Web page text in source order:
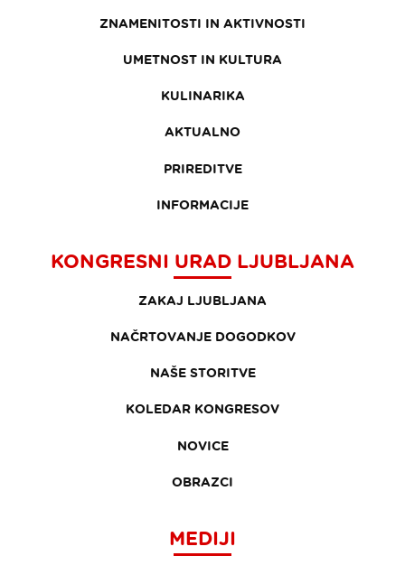
ZNAMENITOSTI IN AKTIVNOSTI
UMETNOST IN KULTURA
KULINARIKA
AKTUALNO
PRIREDITVE
INFORMACIJE
KONGRESNI URAD LJUBLJANA
ZAKAJ LJUBLJANA
NAČRTOVANJE DOGODKOV
NAŠE STORITVE
KOLEDAR KONGRESOV
NOVICE
OBRAZCI
MEDIJI